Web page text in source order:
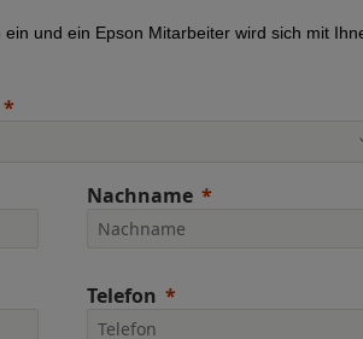
und ein Epson Mitarbeiter wird sich mit
Nachname
Telefon